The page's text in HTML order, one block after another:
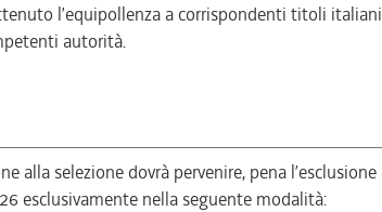
l’equipollenza a corrispondenti titoli italiani
autorità.
alla selezione dovrà pervenire, pena l’esclusione
esclusivamente nella seguente modalità: